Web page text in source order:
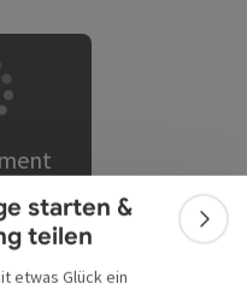
starten &
teilen
etwas Glück ein